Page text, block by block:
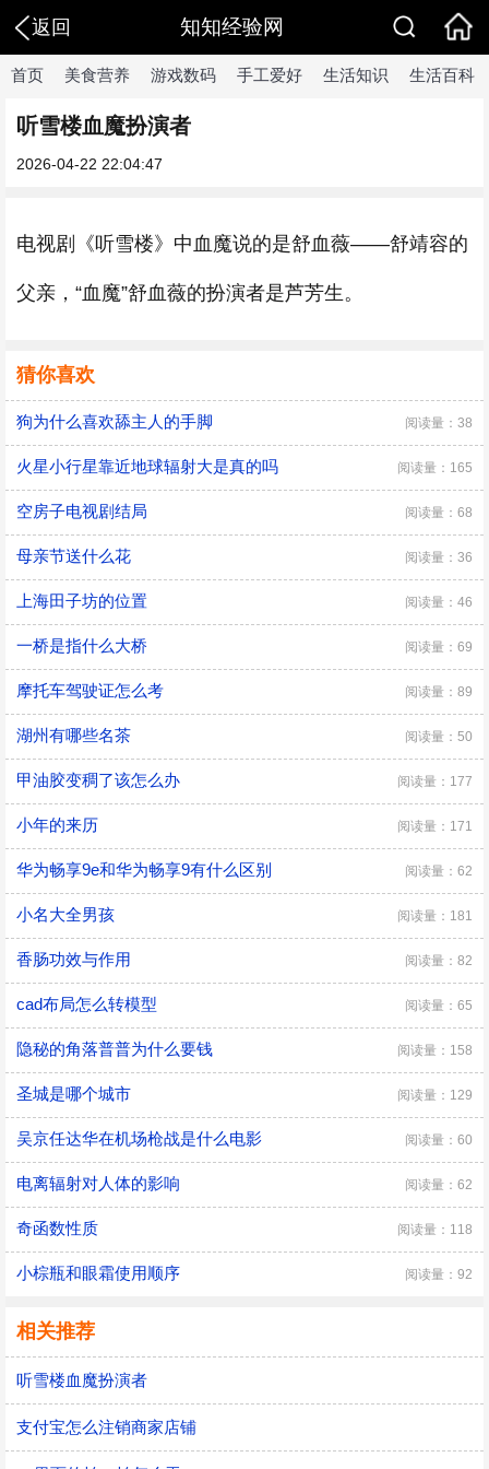
返回 知知经验网
首页 美食营养 游戏数码 手工爱好 生活知识 生活百科
听雪楼血魔扮演者
2026-04-22 22:04:47
电视剧《听雪楼》中血魔说的是舒血薇——舒靖容的
父亲，“血魔”舒血薇的扮演者是芦芳生。
猜你喜欢
狗为什么喜欢舔主人的手脚 阅读量：38
火星小行星靠近地球辐射大是真的吗 阅读量：165
空房子电视剧结局 阅读量：68
母亲节送什么花 阅读量：36
上海田子坊的位置 阅读量：46
一桥是指什么大桥 阅读量：69
摩托车驾驶证怎么考 阅读量：89
湖州有哪些名茶 阅读量：50
甲油胶变稠了该怎么办 阅读量：177
小年的来历 阅读量：171
华为畅享9e和华为畅享9有什么区别 阅读量：62
小名大全男孩 阅读量：181
香肠功效与作用 阅读量：82
cad布局怎么转模型 阅读量：65
隐秘的角落普普为什么要钱 阅读量：158
圣城是哪个城市 阅读量：129
吴京任达华在机场枪战是什么电影 阅读量：60
电离辐射对人体的影响 阅读量：62
奇函数性质 阅读量：118
小棕瓶和眼霜使用顺序 阅读量：92
相关推荐
听雪楼血魔扮演者
支付宝怎么注销商家店铺